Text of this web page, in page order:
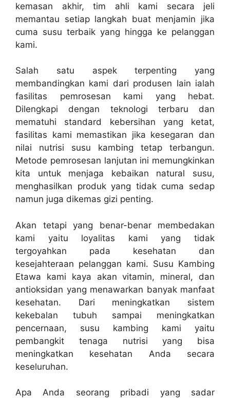
kemasan akhir, tim ahli kami secara jeli
memantau setiap langkah buat menjamin jika
cuma susu terbaik yang hingga ke pelanggan
kami.
Salah satu aspek terpenting yang
membandingkan kami dari produsen lain ialah
fasilitas pemrosesan kami yang hebat.
Dilengkapi dengan teknologi terbaru dan
mematuhi standard kebersihan yang ketat,
fasilitas kami memastikan jika kesegaran dan
nilai nutrisi susu kambing tetap terbangun.
Metode pemrosesan lanjutan ini memungkinkan
kita untuk menjaga kebaikan natural susu,
menghasilkan produk yang tidak cuma sedap
namun juga dikemas gizi penting.
Akan tetapi yang benar-benar membedakan
kami yaitu loyalitas kami yang tidak
tergoyahkan pada kesehatan dan
kesejahteraan pelanggan kami. Susu Kambing
Etawa kami kaya akan vitamin, mineral, dan
antioksidan yang menawarkan banyak manfaat
kesehatan. Dari meningkatkan sistem
kekebalan tubuh sampai meningkatkan
pencernaan, susu kambing kami yaitu
pembangkit tenaga nutrisi yang bisa
meningkatkan kesehatan Anda secara
keseluruhan.
Apa Anda seorang pribadi yang sadar